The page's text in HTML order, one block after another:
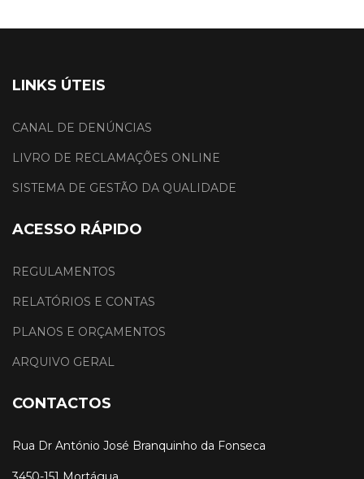
LINKS ÚTEIS
CANAL DE DENÚNCIAS
LIVRO DE RECLAMAÇÕES ONLINE
SISTEMA DE GESTÃO DA QUALIDADE
ACESSO RÁPIDO
REGULAMENTOS
RELATÓRIOS E CONTAS
PLANOS E ORÇAMENTOS
ARQUIVO GERAL
CONTACTOS
Rua Dr António José Branquinho da Fonseca